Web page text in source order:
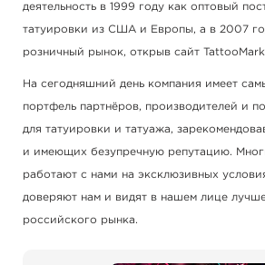
деятельность в 1999 году как оптовый
татуировки из США и Европы, а в 2007
розничный рынок, открыв сайт
На сегодняшний день компания имеет
портфель партнёров, производителей и
для татуировки и татуажа,
и имеющих безупречную репутацию.
работают с нами на эксклюзивных
доверяют нам и видят в нашем лице
российского рынка.